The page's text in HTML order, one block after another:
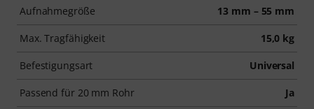
Aufnahmegröße 13 mm – 55 mm
Max. Tragfähigkeit 15,0 kg
Befestigungsart Universal
Passend für 20 mm Rohr Ja